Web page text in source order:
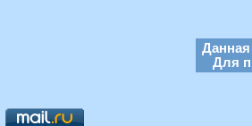
Данная
Для